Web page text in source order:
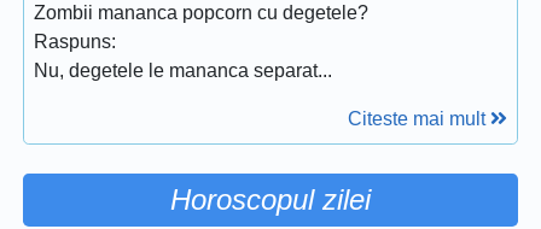
Zombii mananca popcorn cu degetele?
Raspuns:
Nu, degetele le mananca separat...
Citeste mai mult
Horoscopul zilei